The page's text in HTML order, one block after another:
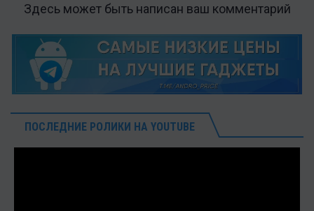
Здесь может быть написан ваш комментарий
ПОСЛЕДНИЕ РОЛИКИ НА YOUTUBE